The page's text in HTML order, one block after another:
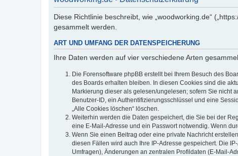
Diese Richtlinie beschreibt, wie „woodworking.de“
gesammelt werden.
ART UND UMFANG DER DATENSPEICHERUNG
Ihre Daten werden auf vier verschiedene Arten
Die Forensoftware phpBB erstellt bei Ihrem Besuch des
des Boards erhalten bleiben. In diesen Cookies sind die
Markierung dieser als gelesen/ungelesen; sofern Sie nicht
Benutzer-ID, ein Authentifizierungsschlüssel und eine
„Alle Cookies löschen“ löschen.
Weiterhin werden die Daten gespeichert, die Sie bei der
eine E-Mail-Adresse und ein Passwort notwendig. Wenn
Wenn Sie einen Beitrag oder eine private Nachricht
diesen Fällen wird auch Ihre IP-Adresse gespeichert. Die
Umfragen), Änderungen an zentralen Profildaten (E-Mail-